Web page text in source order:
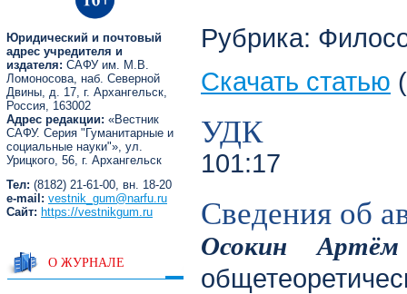
Юридический и почтовый
адрес учредителя и
издателя: САФУ им. М.В.
Ломоносова, наб. Северной
Двины, д. 17, г. Архангельск,
Россия, 163002
Адрес редакции: «Вестник
САФУ. Серия "Гуманитарные и
социальные науки"», ул.
Урицкого, 56, г. Архангельск
Тел: (8182) 21-61-00, вн. 18-20
e-mail: vestnik_gum@narfu.ru
Сайт: https://vestnikgum.ru
О ЖУРНАЛЕ
Рубрика:
Скачать статью
УДК
101:17
Сведения об
Осокин Артём